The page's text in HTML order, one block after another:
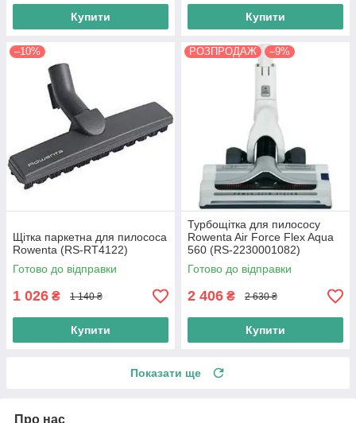
Купити Купити
–10%
Щітка паркетна для пилососа
Rowenta (RS-RT4122)
Готово до відправки
1 026 ₴ 1 140 ₴
Купити
РОЗПРОДАЖ –9%
Турбощітка для пилососу
Rowenta Air Force Flex Aqua
560 (RS-2230001082)
Оригінал.
Готово до відправки
2 406 ₴ 2 630 ₴
Купити
Показати ще
Про нас